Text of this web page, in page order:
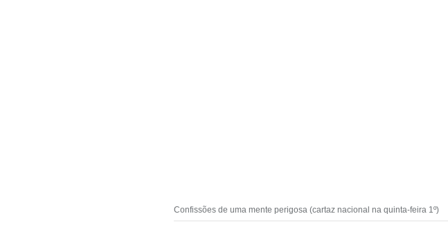
Confissões de uma mente perigosa (cartaz nacional na quinta-feira 1º)